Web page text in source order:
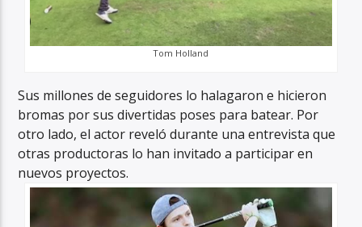
Tom Holland
Sus millones de seguidores lo halagaron e hicieron
bromas por sus divertidas poses para batear. Por
otro lado, el actor reveló durante una entrevista que
otras productoras lo han invitado a participar en
nuevos proyectos.